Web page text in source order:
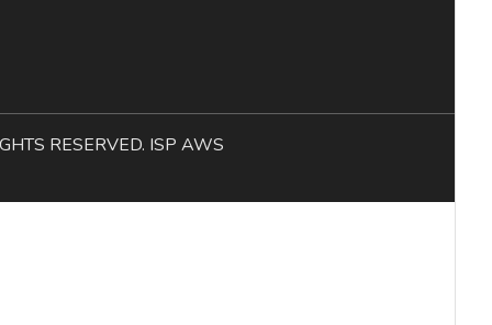
RESERVED. ISP AWS